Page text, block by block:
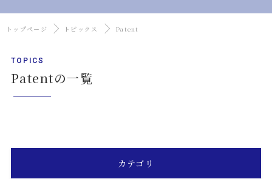
トップページ トピックス Patent
TOPICS
Patentの一覧
カテゴリ